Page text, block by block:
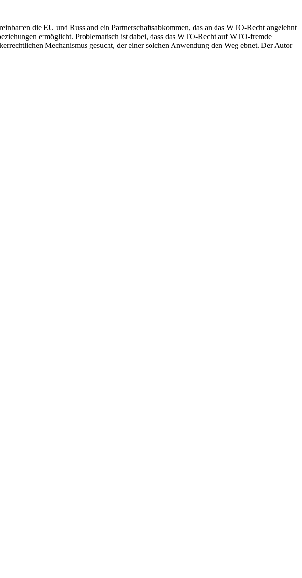
die EU und Russland ein Partnerschaftsabkommen, das an das WTO-Recht angelehnt
ermöglicht. Problematisch ist dabei, dass das WTO-Recht auf WTO-fremde
Mechanismus gesucht, der einer solchen Anwendung den Weg ebnet. Der Autor